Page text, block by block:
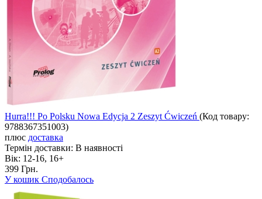
Hurra!!! Po Polsku Nowa Edycja 2 Zeszyt Ćwiczeń (Код товару:
9788367351003)
плюс доставка
Термін доставки: В наявності
Вік: 12-16, 16+
399 Грн.
У кошик Сподобалось